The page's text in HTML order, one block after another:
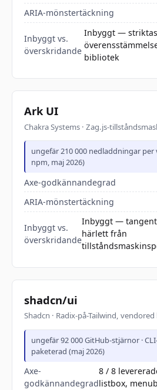
ARIA-mönstertäckning
Inbyggt vs.
överskridande
Inbyggt —
bibliotek
Ark UI
Chakra Systems · Zag.js-
ungefär 210 000 nedladdningar per
npm, maj 2026)
Axe-godkännandegrad
ARIA-mönstertäckning
Inbyggt vs.
överskridande
Inbyggt —
härlett från
shadcn/ui
Shadcn · Radix-på-Tailwind,
ungefär 92 000 GitHub-stjärnor ·
paketerad (maj 2026)
Axe-
godkännandegrad
8 / 8
listbox,